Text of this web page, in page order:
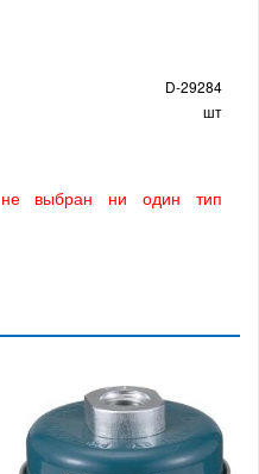
D-29284
шт
не выбран ни один тип